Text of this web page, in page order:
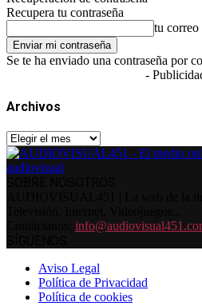
Recupera tu contraseña
tu correo
Se te ha enviado una contraseña por
-
Archivos
Archivos
Aviso Legal
Política de Privacidad
Política de cookies